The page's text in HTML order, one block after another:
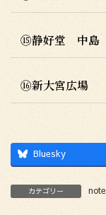
⑮静好堂 中島
⑯新大宮広場
Bluesky
カテゴリー note